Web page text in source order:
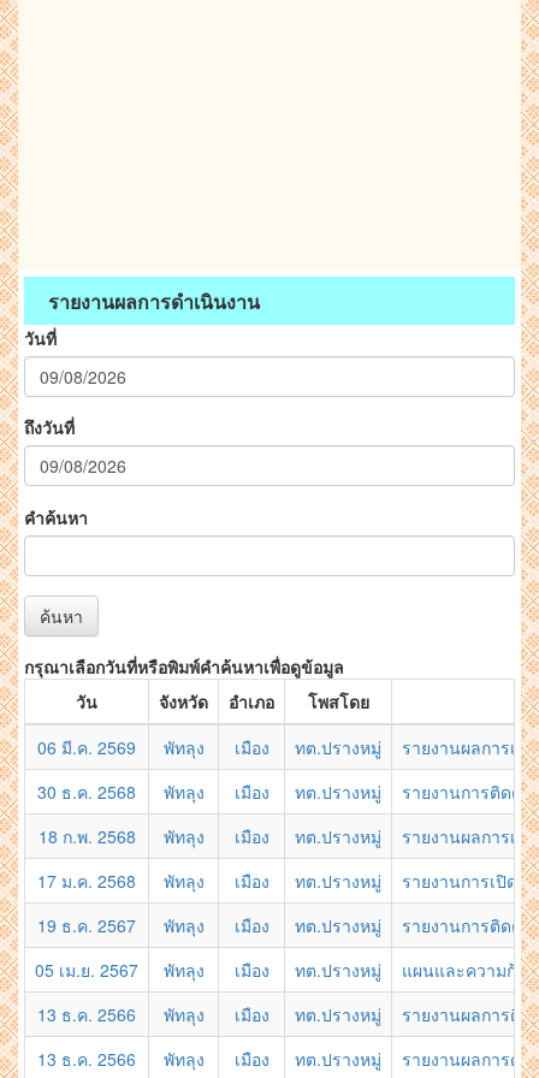
รายงานผลการดำเนินงาน
วันที่
ถึงวันที่
คำค้นหา
ค้นหา
กรุณาเลือกวันที่หรือพิมพ์คำค้นหาเพื่อดูข้อมูล
วัน
จังหวัด อำเภอ
โพสโดย
06 มี.ค. 2569
พัทลุง เมือง ทต.ปรางหมู่
รายงานผลการเ
30 ธ.ค. 2568
พัทลุง เมือง ทต.ปรางหมู่
รายงานการติดต
18 ก.พ. 2568
พัทลุง เมือง ทต.ปรางหมู่
รายงานผลการเ
17 ม.ค. 2568
พัทลุง เมือง ทต.ปรางหมู่
รายงานการเปิด
19 ธ.ค. 2567
พัทลุง เมือง ทต.ปรางหมู่
รายงานการติดต
05 เม.ย. 2567
พัทลุง เมือง ทต.ปรางหมู่
แผนและความก้า
13 ธ.ค. 2566
พัทลุง เมือง ทต.ปรางหมู่
รายงานผลการติ
13 ธ.ค. 2566
พัทลุง เมือง ทต.ปรางหมู่ รายงานผลการด